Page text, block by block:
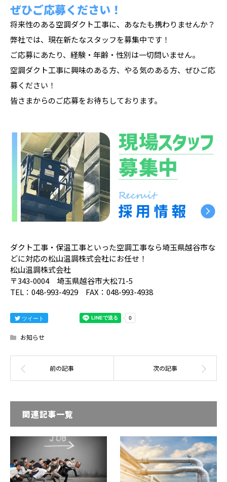
ぜひご応募ください！
将来性のある空調ダクト工事に、あなたも携わりませんか？
弊社では、現在新たなスタッフを募集中です！
ご応募にあたり、経験・年齢・性別は一切問いません。
空調ダクト工事に興味のある方、やる気のある方、ぜひご応
募ください！
皆さまからのご応募をお待ちしております。
ダクト工事・保温工事といった空調工事なら埼玉県越谷市な
どに対応の松山温調株式会社にお任せ！
松山温調株式会社
〒343-0004 埼玉県越谷市大松71-5
TEL：048-993-4929 FAX：048-993-4938
ツイート
お知らせ
関連記事一覧